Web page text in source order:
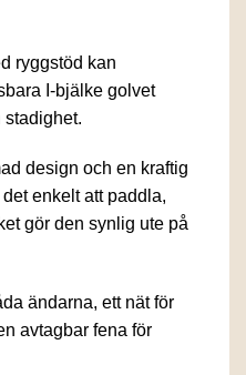
ryggstöd kan
I-bjälke golvet
stadighet.
design och en kraftig
enkelt att paddla,
gör den synlig ute på
ändarna, ett nät för
avtagbar fena för